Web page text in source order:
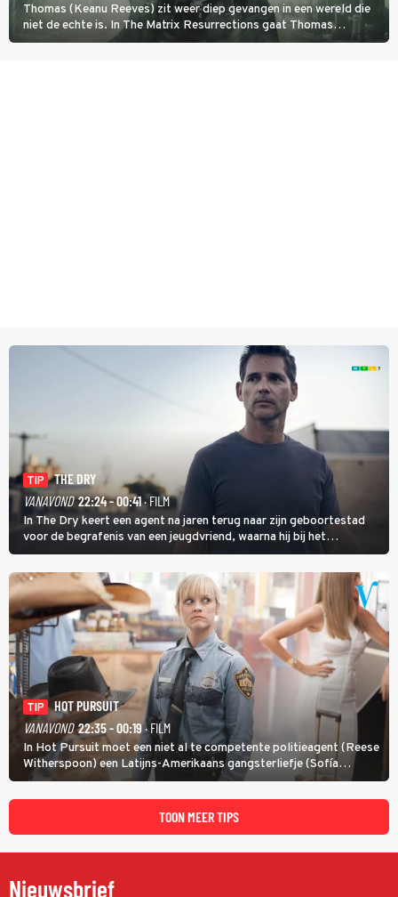
Thomas (Keanu Reeves) zit weer diep gevangen in een wereld die
niet de echte is. In The Matrix Resurrections gaat Thomas
proberen uit deze schijnwereld te ontsnappen.
TIP
THE DRY
VANAVOND 22:24 - 00:41· FILM
In The Dry keert een agent na jaren terug naar zijn geboortestad
voor de begrafenis van een jeugdvriend, waarna hij bij het
onderzoeken van diens dood een verband begint te vermoeden
met een oude zaak.
TIP
HOT PURSUIT
VANAVOND 22:35 - 00:19· FILM
In Hot Pursuit moet een niet al te competente politieagent (Reese
Witherspoon) een Latijns-Amerikaans gangsterliefje (Sofía
Vergara) beschermen tegen corrupte agenten en moordlustige
maffiatypes.
TOON MEER TIPS
Nieuwsbrief